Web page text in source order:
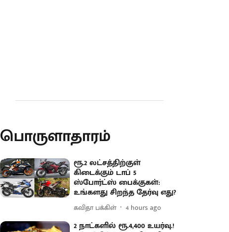
பொருளாதாரம்
ரூ.2 லட்சத்திற்குள்
கிடைக்கும் டாப் 5
ஸ்போர்ட்ஸ் பைக்குகள்:
உங்களது சிறந்த தேர்வு எது?
கவிதா பக்கிள் 4 hours ago
2 நாட்களில் ரூ.4,400 உயர்வு.!